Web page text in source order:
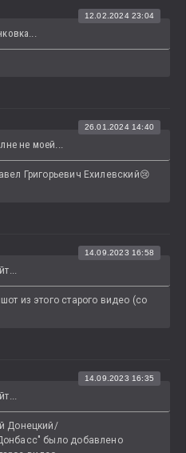
12.02.2024 23:04
не моей...
26.01.2024 14:40
Григорьевич Ехилевский😢
14.09.2023 16:58
из этого старого видео (со
14.09.2023 16:35
Донецкий/
было добавлено